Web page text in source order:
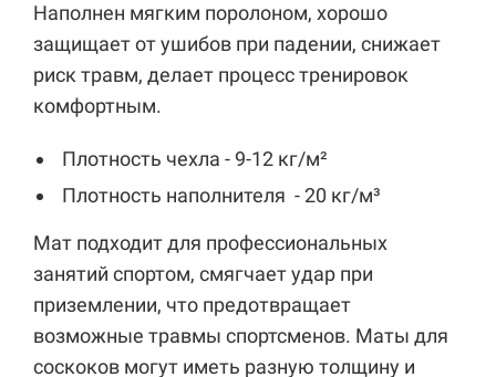
Наполнен мягким поролоном, хорошо
защищает от ушибов при падении, снижает
риск травм, делает процесс тренировок
комфортным.
Плотность чехла - 9-12 кг/м²
Плотность наполнителя - 20 кг/м³
Мат подходит для профессиональных
занятий спортом, смягчает удар при
приземлении, что предотвращает
возможные травмы спортсменов. Маты для
соскоков могут иметь разную толщину и